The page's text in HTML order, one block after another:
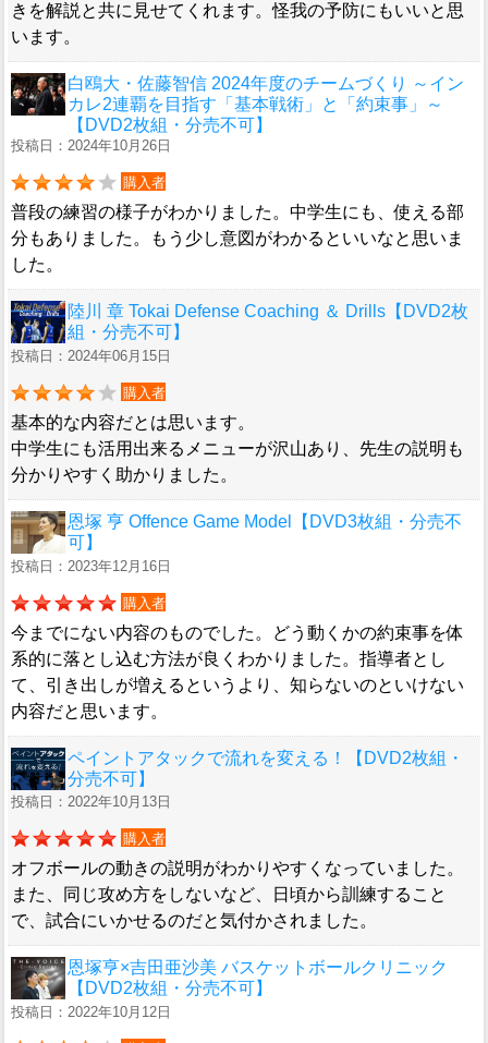
きを解説と共に見せてくれます。怪我の予防にもいいと思
います。
白鴎大・佐藤智信 2024年度のチームづくり ～イン
カレ2連覇を目指す「基本戦術」と「約束事」～
【DVD2枚組・分売不可】
投稿日：2024年10月26日
購入者
普段の練習の様子がわかりました。中学生にも、使える部
分もありました。もう少し意図がわかるといいなと思いま
した。
陸川 章 Tokai Defense Coaching ＆ Drills【DVD2枚
組・分売不可】
投稿日：2024年06月15日
購入者
基本的な内容だとは思います。
中学生にも活用出来るメニューが沢山あり、先生の説明も
分かりやすく助かりました。
恩塚 亨 Offence Game Model【DVD3枚組・分売不
可】
投稿日：2023年12月16日
購入者
今までにない内容のものでした。どう動くかの約束事を体
系的に落とし込む方法が良くわかりました。指導者とし
て、引き出しが増えるというより、知らないのといけない
内容だと思います。
ペイントアタックで流れを変える！【DVD2枚組・
分売不可】
投稿日：2022年10月13日
購入者
オフボールの動きの説明がわかりやすくなっていました。
また、同じ攻め方をしないなど、日頃から訓練すること
で、試合にいかせるのだと気付かされました。
恩塚亨×吉田亜沙美 バスケットボールクリニック
【DVD2枚組・分売不可】
投稿日：2022年10月12日